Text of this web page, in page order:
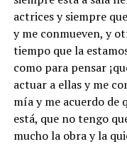
actrices y siempre
y me conmueven, y
tiempo que la
como para pensar
actuar a ellas y me
mía y me acuerdo de
está, que no tengo
mucho la obra y la